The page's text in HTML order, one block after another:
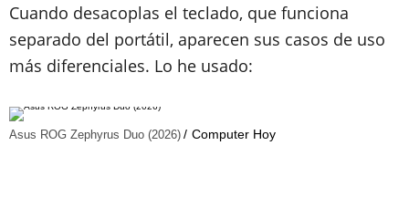
Cuando desacoplas el teclado, que funciona
separado del portátil, aparecen sus casos de uso
más diferenciales. Lo he usado:
Asus ROG Zephyrus Duo (2026) Computer Hoy